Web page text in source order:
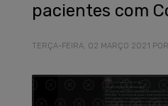
pacientes com
TERÇA-FEIRA, 02 MARÇO 2021 POR